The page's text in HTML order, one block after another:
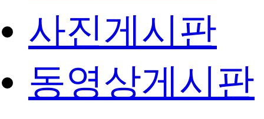
사진게시판
동영상게시판